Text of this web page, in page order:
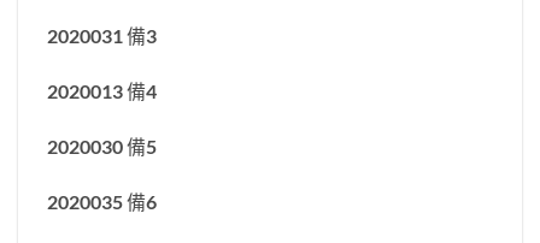
2020031 備3
2020013 備4
2020030 備5
2020035 備6